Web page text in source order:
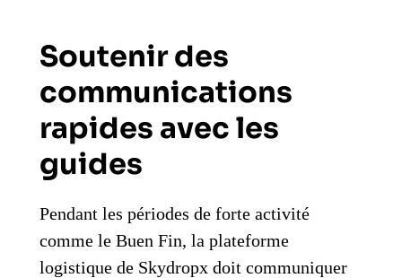
Soutenir des
communications
rapides avec les
guides
Pendant les périodes de forte activité
comme le Buen Fin, la plateforme
logistique de Skydropx doit communiquer